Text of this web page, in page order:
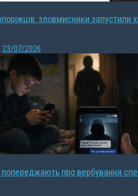
зловмисники запустили
23/07/2026
попереджають про вербування